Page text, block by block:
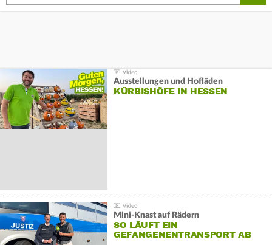
Ausstellungen und Hofläden
KÜRBISHÖFE IN HESSEN
Mini-Knast auf Rädern
SO LÄUFT EIN
GEFANGENENTRANSPORT AB